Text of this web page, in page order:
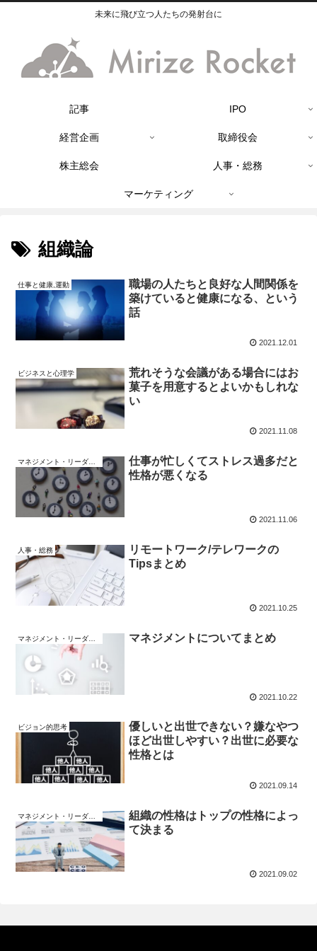
未来に飛び立つ人たちの発射台に
記事 IPO
経営企画 取締役会
株主総会 人事・総務
マーケティング
組織論
仕事と健康,運動
職場の人たちと良好な人間関係を
築けていると健康になる、という
話
2021.12.01
ビジネスと心理学
荒れそうな会議がある場合にはお
菓子を用意するとよいかもしれな
い
2021.11.08
仕事が忙しくてストレス過多だと
性格が悪くなる
2021.11.06
人事・総務
リモートワーク/テレワークの
Tipsまとめ
2021.10.25
マネジメント・リーダーシップ マネジメントについてまとめ
2021.10.22
ビジョン的思考
優しいと出世できない？嫌なやつ
ほど出世しやすい？出世に必要な
性格とは
2021.09.14
組織の性格はトップの性格によっ
て決まる
2021.09.02